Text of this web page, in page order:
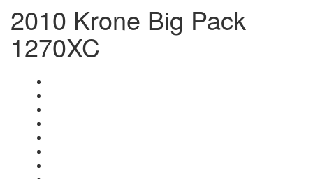
2010 Krone Big Pack
1270XC